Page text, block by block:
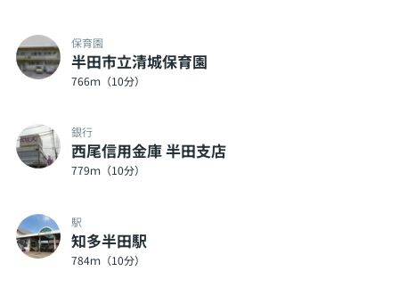
保育園
半田市立清城保育園
766ｍ（10分）
銀行
西尾信用金庫 半田支店
779ｍ（10分）
駅
知多半田駅
784ｍ（10分）